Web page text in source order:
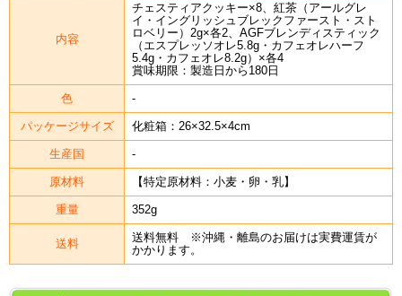
内容
チェスティアクッキー×8、紅茶（アールグレ
イ・イングリッシュブレックファースト・スト
ロベリー）2g×各2、AGFブレンディスティック
（エスプレッソオレ5.8g・カフェオレハーフ
5.4g・カフェオレ8.2g）×各4
賞味期限：製造日から180日
色 -
パッケージサイズ 化粧箱：26×32.5×4cm
生産国 -
原材料 【特定原材料：小麦・卵・乳】
重量 352g
送料
送料無料 ※沖縄・離島のお届けは実費運賃が
かかります。